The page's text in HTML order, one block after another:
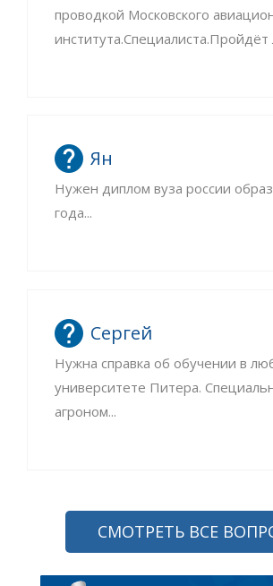
проводкой Московского
института.Специалиста.Пройдёт
Ян
Нужен диплом вуза россии
года...
Сергей
Нужна справка об обучении в
университете Питера.
агроном...
СМОТРЕТЬ ВСЕ